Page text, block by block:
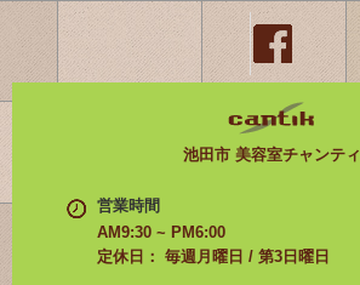
池田市 美容室チャンティ
営業時間
AM9:30 ~ PM6:00
定休日： 毎週月曜日 / 第3日曜日